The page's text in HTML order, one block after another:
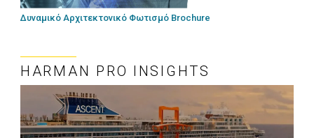
Δυναμικό Αρχιτεκτονικό Φωτισμό Brochure
HARMAN PRO INSIGHTS